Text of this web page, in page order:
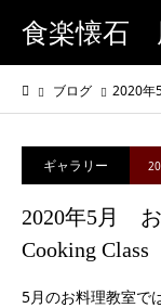
食楽懐石
ブログ 2020年
ギャラリー
2020年5月 お
Cooking Class
5月のお料理教室で